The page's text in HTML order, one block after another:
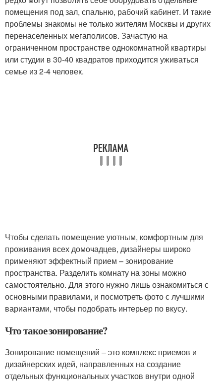
помещения под зал, спальню, рабочий кабинет. И такие
проблемы знакомы не только жителям Москвы и других
перенаселенных мегаполисов. Зачастую на
ограниченном пространстве однокомнатной квартиры
или студии в 30-40 квадратов приходится уживаться
семье из 2-4 человек.
Чтобы сделать помещение уютным, комфортным для
проживания всех домочадцев, дизайнеры широко
применяют эффектный прием – зонирование
пространства. Разделить комнату на зоны можно
самостоятельно. Для этого нужно лишь ознакомиться с
основными правилами, и посмотреть фото с лучшими
вариантами, чтобы подобрать интерьер по вкусу.
Что такое зонирование?
Зонирование помещений – это комплекс приемов и
дизайнерских идей, направленных на создание
отдельных функциональных участков внутри одной